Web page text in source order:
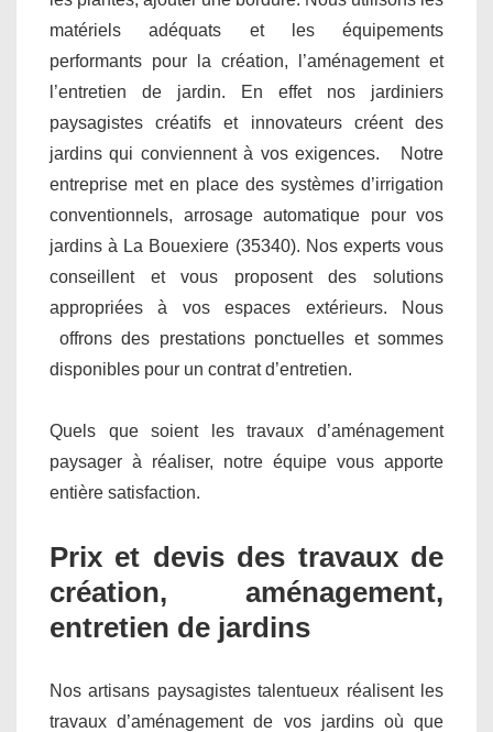
matériels adéquats et les équipements
performants pour la création, l’aménagement et
l’entretien de jardin. En effet nos jardiniers
paysagistes créatifs et innovateurs créent des
jardins qui conviennent à vos exigences. Notre
entreprise met en place des systèmes d’irrigation
conventionnels, arrosage automatique pour vos
jardins à La Bouexiere (35340). Nos experts vous
conseillent et vous proposent des solutions
appropriées à vos espaces extérieurs. Nous
offrons des prestations ponctuelles et sommes
disponibles pour un contrat d’entretien.
Quels que soient les travaux d’aménagement
paysager à réaliser, notre équipe vous apporte
entière satisfaction.
Prix et devis des travaux de
création, aménagement,
entretien de jardins
Nos artisans paysagistes talentueux réalisent les
travaux d’aménagement de vos jardins où que